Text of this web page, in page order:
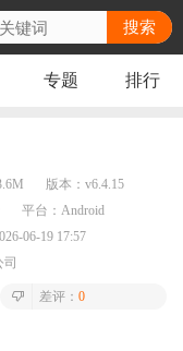
搜索
专题 排行
版本： v6.4.15
平台： Android
06-19 17:57
差评： 0